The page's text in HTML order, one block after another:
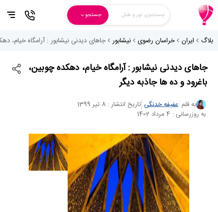
جستجوی تور و هتل جستجو
بلاگ ایران خراسان رضوی نیشابور جاهای دیدنی نیشابور : آرامگاه خیام،
جاهای دیدنی نیشابور : آرامگاه خیام، دهکده چوبین،
باغرود و ده ها جاذبه دیگر
به قلم :عفیفه خدنگی تاریخ انتشار : 8 تیر 1399
به روزرسانی : 4 مرداد 1402